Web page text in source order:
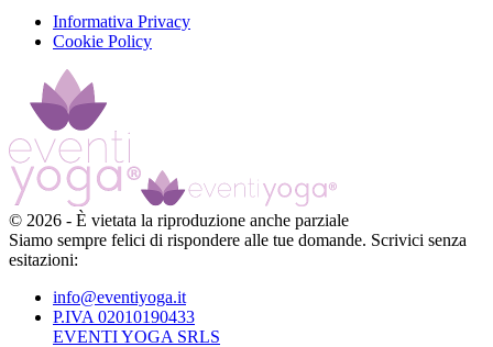
Informativa Privacy
Cookie Policy
© 2026 - È vietata la riproduzione anche parziale
Siamo sempre felici di rispondere alle tue domande. Scrivici senza
esitazioni:
info@eventiyoga.it
P.IVA 02010190433
EVENTI YOGA SRLS